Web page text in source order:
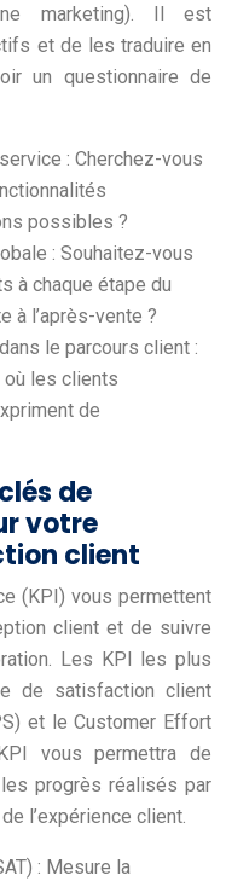
marketing). Il est
et de les traduire en
un questionnaire de
: Cherchez-vous
possibles ?
: Souhaitez-vous
à chaque étape du
à l’après-vente ?
le parcours client :
les clients
de
de
votre
client
(KPI) vous permettent
client et de suivre
Les KPI les plus
de satisfaction client
et le Customer Effort
vous permettra de
progrès réalisés par
l’expérience client.
: Mesure la